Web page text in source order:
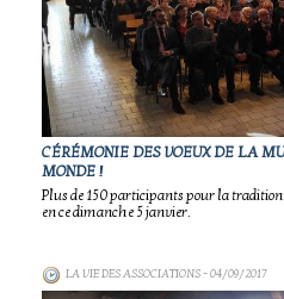
CÉRÉMONIE DES VOEUX DE LA
MONDE !
Plus de 150 participants pour la
en ce dimanche 5 janvier.
LA VIE DES ASSOCIATIONS- 04/09/2017